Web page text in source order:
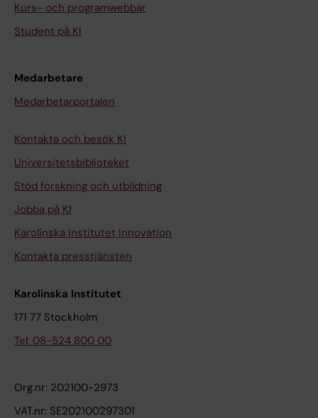
Kurs- och programwebbar
Student på KI
Medarbetare
Medarbetarportalen
Kontakta och besök KI
Universitetsbiblioteket
Stöd forskning och utbildning
Jobba på KI
Karolinska Institutet Innovation
Kontakta presstjänsten
Karolinska Institutet
171 77 Stockholm
Tel: 08-524 800 00
Org.nr: 202100-2973
VAT.nr: SE202100297301